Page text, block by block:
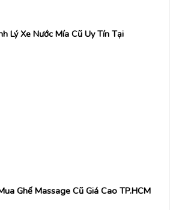
Lý Xe Nước Mía Cũ Uy Tín Tại
Ghế Massage Cũ Giá Cao TP.HCM